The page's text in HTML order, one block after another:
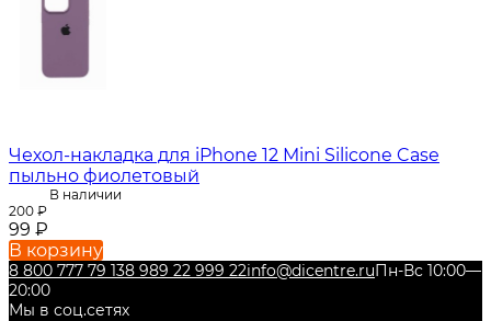
Чехол-накладка для iPhone 12 Mini Silicone Case
пыльно фиолетовый
В наличии
200 ₽
99 ₽
В корзину
8 800 777 79 138 989 22 999 22info@dicentre.ruПн-Вс 10:00—
20:00
Мы в соц.сетях